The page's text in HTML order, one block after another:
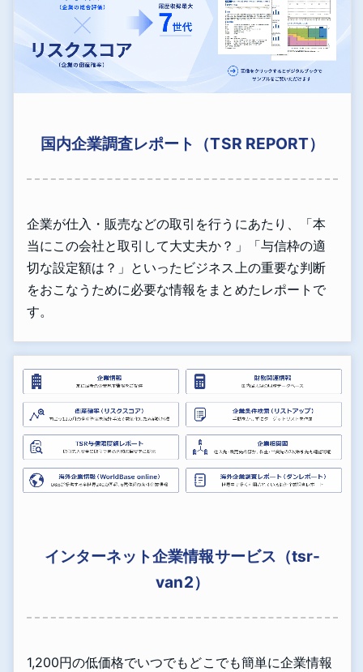
国内企業調査レポート（TSR REPORT）
企業が仕入・販売などの取引を行うにあたり、「本
当にこの会社と取引して大丈夫か？」「与信枠の適
切な設定額は？」といったビジネス上の重要な判断
をおこなうために必要な情報をまとめたレポートで
す。
インターネット企業情報サービス（tsr-
van2）
1,200円の低価格でいつでもどこでも簡単に企業情報